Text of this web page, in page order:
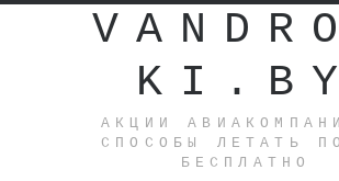
KI.BY
АКЦИИ
СПОСОБЫ ЛЕТАТЬ
БЕСПЛАТНО